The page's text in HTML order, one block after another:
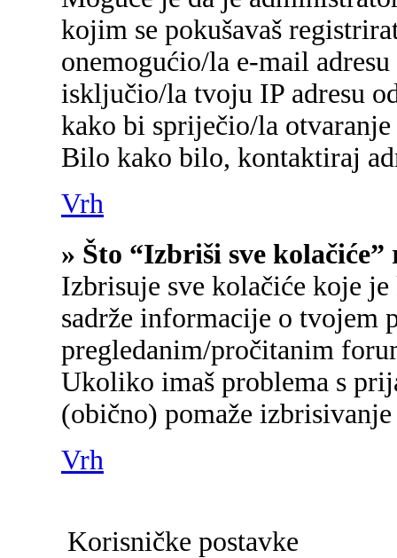
kojim se pokušavaš
onemogućio/la e-mail
isključio/la tvoju IP adresu
kako bi spriječio/la
Bilo kako bilo, kontaktiraj
Vrh
» Što “Izbriši sve kolačiće”
Izbrisuje sve kolačiće koje
sadrže informacije o tvojem
pregledanim/pročitanim
Ukoliko imaš problema s
(obično) pomaže
Vrh
Korisničke postavke